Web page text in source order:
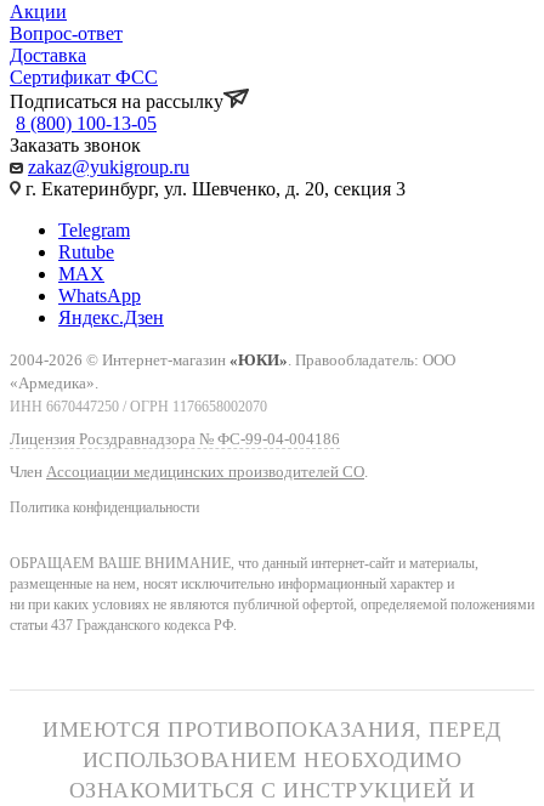
Акции
Вопрос-ответ
Доставка
Сертификат ФСС
Подписаться на рассылку
8 (800) 100-13-05
Заказать звонок
zakaz@yukigroup.ru
г. Екатеринбург, ул. Шевченко, д. 20, секция 3
Telegram
Rutube
MAX
WhatsApp
Яндекс.Дзен
2004-2026 © Интернет-магазин «ЮКИ». Правообладатель: ООО
«Армедика».
ИНН 6670447250 / ОГРН 1176658002070
Лицензия Росздравнадзора № ФС-99-04-004186
Член Ассоциации медицинских производителей СО.
Политика конфиденциальности
ОБРАЩАЕМ ВАШЕ ВНИМАНИЕ, что данный интернет-сайт и материалы,
размещенные на нем, носят исключительно информационный характер и
ни при каких условиях не являются публичной офертой, определяемой положениями
статьи 437 Гражданского кодекса РФ.
ИМЕЮТСЯ ПРОТИВОПОКАЗАНИЯ, ПЕРЕД
ИСПОЛЬЗОВАНИЕМ НЕОБХОДИМО
ОЗНАКОМИТЬСЯ С ИНСТРУКЦИЕЙ И